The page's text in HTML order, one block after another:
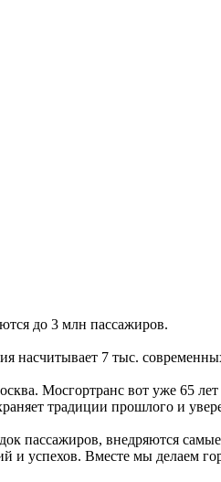
до 3 млн пассажиров.
7 тыс.
Мосгортранс вот уже 65 лет
традиции прошлого и
пассажиров, внедряются
и успехов. Вместе мы делаем